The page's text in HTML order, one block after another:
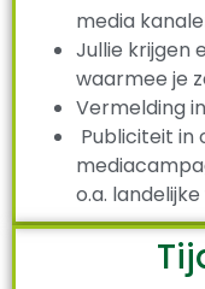
media
Jullie krijgen
waarmee je
Vermelding
Publiciteit in
o.a.